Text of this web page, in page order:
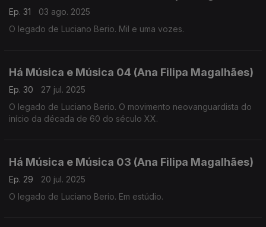
Ep. 31
03 ago. 2025
O legado de Luciano Berio. Mil e uma vozes.
Há Música e Música 04 (Ana Filipa Magalhães)
Ep. 30
27 jul. 2025
O legado de Luciano Berio. O movimento neovanguardista do
início da década de 60 do século XX.
Há Música e Música 03 (Ana Filipa Magalhães)
Ep. 29
20 jul. 2025
O legado de Luciano Berio. Em estúdio.